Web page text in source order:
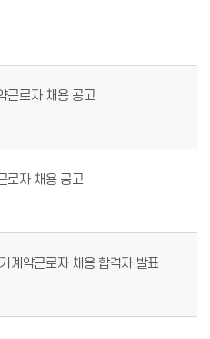
근로자 채용 공고
로자 채용 공고
계약근로자 채용 합격자 발표